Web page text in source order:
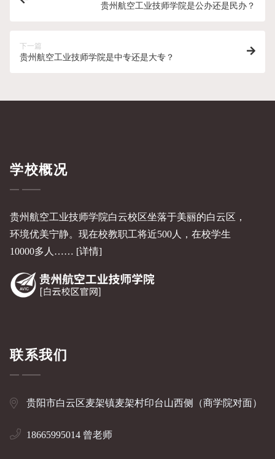
贵州航空工业技师学院是公办还是民办？
下一篇
贵州航空工业技师学院是中专还是大专？
学校概况
贵州航空工业技师学院白云校区坐落于美丽的白云区，
环境优美宁静。现在校教职工将近500人，在校学生
10000多人…… [详情]
联系我们
贵阳市白云区麦架镇麦架村印台山西侧（商学院对面）
18665995014 曾老师